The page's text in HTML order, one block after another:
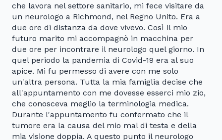
che lavora nel settore sanitario, mi fece visitare da
un neurologo a Richmond, nel Regno Unito. Era a
due ore di distanza da dove vivevo. Così il mio
futuro marito mi accompagnò in macchina per
due ore per incontrare il neurologo quel giorno. In
quel periodo la pandemia di Covid-19 era al suo
apice. Mi fu permesso di avere con me solo
un'altra persona. Tutta la mia famiglia decise che
all'appuntamento con me dovesse esserci mio zio,
che conosceva meglio la terminologia medica.
Durante l'appuntamento fu confermato che il
tumore era la causa del mio mal di testa e della
mia visione doppia. A questo punto il neurologo